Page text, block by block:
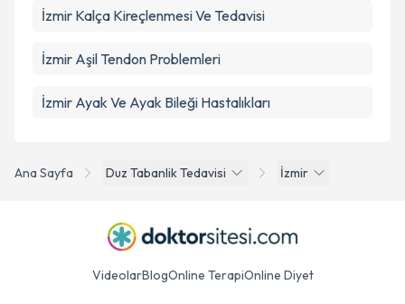
Ana Sayfa Duz Tabanlik Tedavisi İzmir
İzmir Kalça Kireçlenmesi Ve Tedavisi
İzmir Aşil Tendon Problemleri
İzmir Ayak Ve Ayak Bileği Hastalıkları
VideolarBlogOnline TerapiOnline Diyet